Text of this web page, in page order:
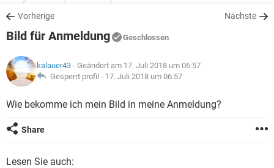
WINDOWS 10
WHATSAPP TIKTOK
FACEBOOK
SPIELE
WHATSAPP TIKTOK
FACEBOOK
DOWNLOADS
SPIELE STREAMING
ANDROID
WINDOWS 10 INSTAGRAM
WHATSAPP TIKTOK
SPIELE STREAMING
ANDROID
WINDOWS 10 INSTAGRAM
WHATSAPP
LEXIKON
SPIELE STREAMING
WHATSAPP
Vorherige Nächste
Bild für Anmeldung Geschlossen
kalauer43 - Geändert am 17. Juli 2018 um 06:57
Gesperrt profil - 17. Juli 2018 um 06:57
Wie bekomme ich mein Bild in meine Anmeldung?
Share
Lesen Sie auch: